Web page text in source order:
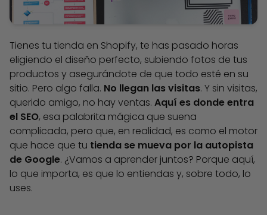
Tienes tu tienda en Shopify, te has pasado horas
eligiendo el diseño perfecto, subiendo fotos de tus
productos y asegurándote de que todo esté en su
sitio. Pero algo falla. No llegan las visitas. Y sin visitas,
querido amigo, no hay ventas. Aquí es donde entra
el SEO, esa palabrita mágica que suena
complicada, pero que, en realidad, es como el motor
que hace que tu tienda se mueva por la autopista
de Google. ¿Vamos a aprender juntos? Porque aquí,
lo que importa, es que lo entiendas y, sobre todo, lo
uses.